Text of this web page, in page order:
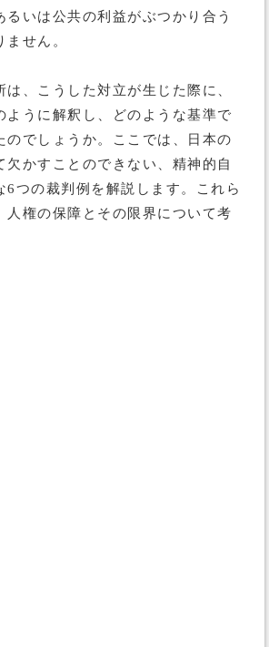
るいは公共の利益がぶつかり合う
せん。
は、こうした対立が生じた際に、
ように解釈し、どのような基準で
のでしょうか。ここでは、日本の
欠かすことのできない、精神的自
6つの裁判例を解説します。これら
人権の保障とその限界について考